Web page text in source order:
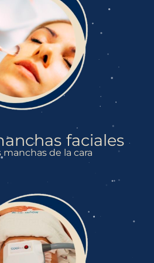
faciales
manchas de la cara